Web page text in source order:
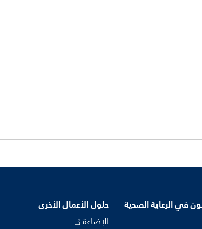
في الرعاية الصحية حلول الأعمال الأخرى
الإضاءة